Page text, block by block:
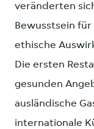
veränderten
Bewusstsein
ethische
Die ersten
gesunden
ausländische
internationale